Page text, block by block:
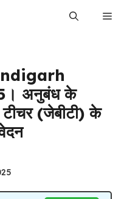
अनुबंध के
(जेबीटी) के